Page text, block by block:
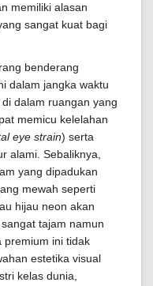
memiliki alasan
sangat kuat bagi
benderang
dalam jangka waktu
dalam ruangan yang
memicu kelelahan
eye strain) serta
alami. Sebaliknya,
yang dipadukan
mewah seperti
hijau neon akan
tajam namun
premium ini tidak
estetika visual
kelas dunia,